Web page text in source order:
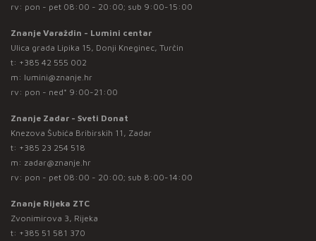
rv: pon - pet 08:00 - 20:00; sub 9:00-15:00
Znanje Varaždin - Lumini centar
Ulica grada Lipika 15, Donji Kneginec, Turčin
t: +385 42 555 002
m: lumini@znanje.hr
rv: pon - ned* 9:00-21:00
Znanje Zadar - Sveti Donat
Knezova Šubića Bribirskih 11, Zadar
t: +385 23 254 518
m: zadar@znanje.hr
rv: pon - pet 08:00 - 20:00; sub 8:00-14:00
Znanje Rijeka ZTC
Zvonimirova 3, Rijeka
t: +385 51 581 370